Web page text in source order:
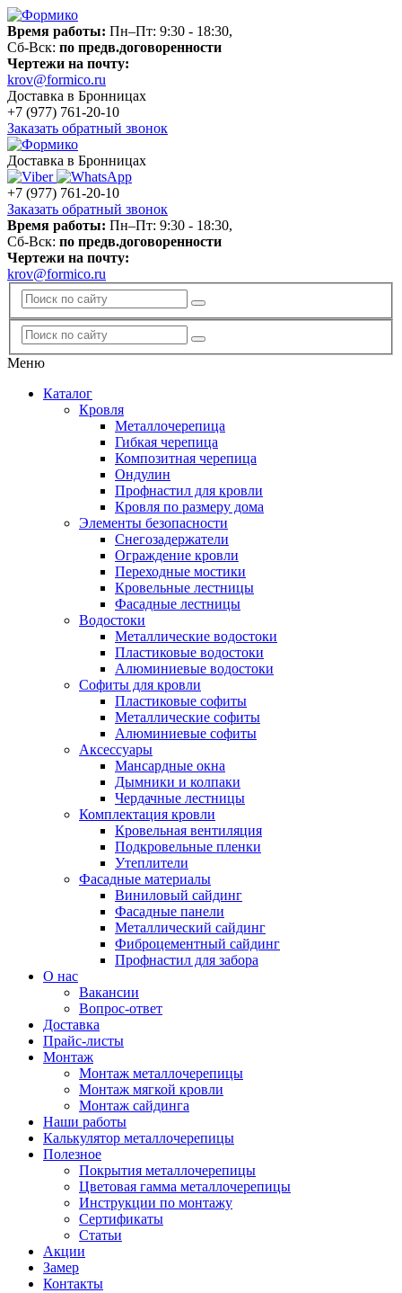
Время работы: Пн–Пт: 9:30 - 18:30,
Сб-Вск: по предв.договоренности
Чертежи на почту:
krov@formico.ru
Доставка в Бронницах
+7 (977) 761-20-10
Заказать обратный звонок
Доставка в Бронницах
+7 (977) 761-20-10
Заказать обратный звонок
Время работы: Пн–Пт: 9:30 - 18:30,
Сб-Вск: по предв.договоренности
Чертежи на почту:
krov@formico.ru
Меню
Каталог
Кровля
Металлочерепица
Гибкая черепица
Композитная черепица
Ондулин
Профнастил для кровли
Кровля по размеру дома
Элементы безопасности
Снегозадержатели
Ограждение кровли
Переходные мостики
Кровельные лестницы
Фасадные лестницы
Водостоки
Металлические водостоки
Пластиковые водостоки
Алюминиевые водостоки
Софиты для кровли
Пластиковые софиты
Металлические софиты
Алюминиевые софиты
Аксессуары
Мансардные окна
Дымники и колпаки
Чердачные лестницы
Комплектация кровли
Кровельная вентиляция
Подкровельные пленки
Утеплители
Фасадные материалы
Виниловый сайдинг
Фасадные панели
Металлический сайдинг
Фиброцементный сайдинг
Профнастил для забора
О нас
Вакансии
Вопрос-ответ
Доставка
Прайс-листы
Монтаж
Монтаж металлочерепицы
Монтаж мягкой кровли
Монтаж сайдинга
Наши работы
Калькулятор металлочерепицы
Полезное
Покрытия металлочерепицы
Цветовая гамма металлочерепицы
Инструкции по монтажу
Сертификаты
Статьи
Акции
Замер
Контакты